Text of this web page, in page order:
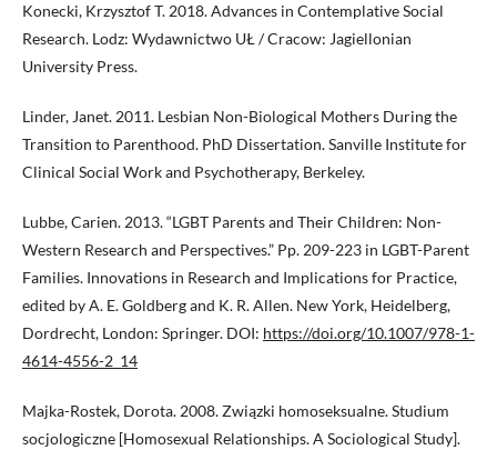
Konecki, Krzysztof T. 2018. Advances in Contemplative Social
Research. Lodz: Wydawnictwo UŁ / Cracow: Jagiellonian
University Press.
Linder, Janet. 2011. Lesbian Non-Biological Mothers During the
Transition to Parenthood. PhD Dissertation. Sanville Institute for
Clinical Social Work and Psychotherapy, Berkeley.
Lubbe, Carien. 2013. “LGBT Parents and Their Children: Non-
Western Research and Perspectives.” Pp. 209-223 in LGBT-Parent
Families. Innovations in Research and Implications for Practice,
edited by A. E. Goldberg and K. R. Allen. New York, Heidelberg,
Dordrecht, London: Springer. DOI: https://doi.org/10.1007/978-1-
4614-4556-2_14
Majka-Rostek, Dorota. 2008. Związki homoseksualne. Studium
socjologiczne [Homosexual Relationships. A Sociological Study].